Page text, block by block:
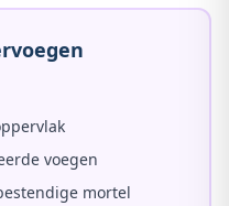
voegen
mortel